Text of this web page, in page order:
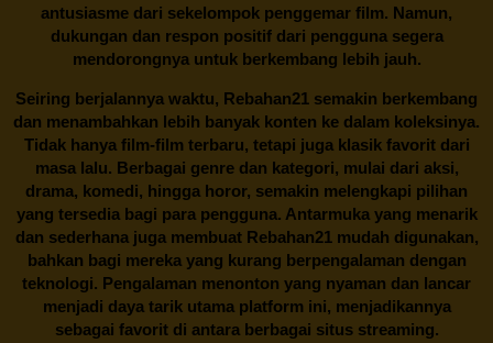
antusiasme dari sekelompok penggemar film. Namun,
dukungan dan respon positif dari pengguna segera
mendorongnya untuk berkembang lebih jauh.
Seiring berjalannya waktu, Rebahan21 semakin berkembang
dan menambahkan lebih banyak konten ke dalam koleksinya.
Tidak hanya film-film terbaru, tetapi juga klasik favorit dari
masa lalu. Berbagai genre dan kategori, mulai dari aksi,
drama, komedi, hingga horor, semakin melengkapi pilihan
yang tersedia bagi para pengguna. Antarmuka yang menarik
dan sederhana juga membuatRebahan21mudah digunakan,
bahkan bagi mereka yang kurang berpengalaman dengan
teknologi. Pengalaman menonton yang nyaman dan lancar
menjadi daya tarik utama platform ini, menjadikannya
sebagai favorit di antara berbagai situs streaming.